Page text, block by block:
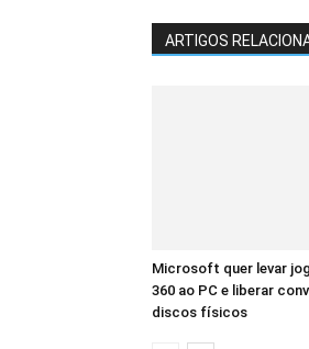
ARTIGOS
Microsoft quer levar
360 ao PC e liberar
discos físicos